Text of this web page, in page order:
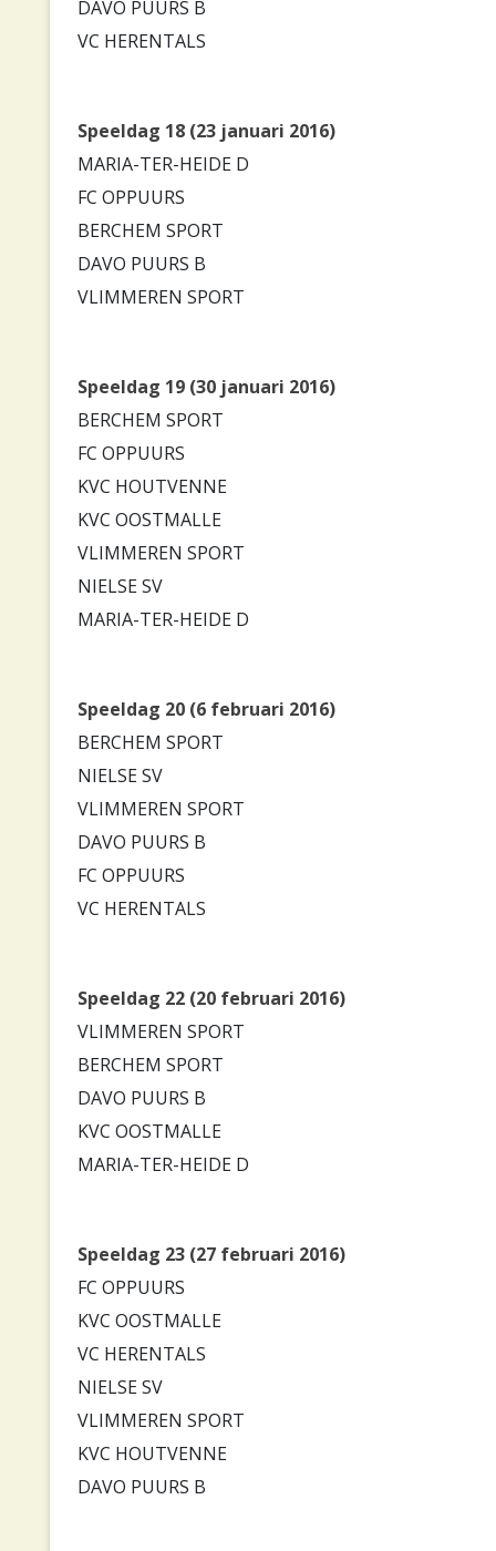
DAVO PUURS B
VC HERENTALS
Speeldag 18 (23 januari 2016)
MARIA-TER-HEIDE D
FC OPPUURS
BERCHEM SPORT
DAVO PUURS B
VLIMMEREN SPORT
Speeldag 19 (30 januari 2016)
BERCHEM SPORT
FC OPPUURS
KVC HOUTVENNE
KVC OOSTMALLE
VLIMMEREN SPORT
NIELSE SV
MARIA-TER-HEIDE D
Speeldag 20 (6 februari 2016)
BERCHEM SPORT
NIELSE SV
VLIMMEREN SPORT
DAVO PUURS B
FC OPPUURS
VC HERENTALS
Speeldag 22 (20 februari 2016)
VLIMMEREN SPORT
BERCHEM SPORT
DAVO PUURS B
KVC OOSTMALLE
MARIA-TER-HEIDE D
Speeldag 23 (27 februari 2016)
FC OPPUURS
KVC OOSTMALLE
VC HERENTALS
NIELSE SV
VLIMMEREN SPORT
KVC HOUTVENNE
DAVO PUURS B